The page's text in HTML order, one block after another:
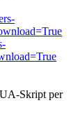
Skript per